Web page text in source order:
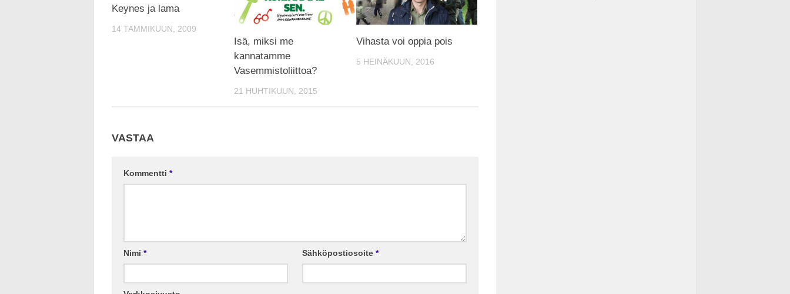
Keynes ja lama
14 TAMMIKUUN, 2009
Isä, miksi me
kannatamme
Vasemmistoliittoa?
21 HUHTIKUUN, 2015
Vihasta voi oppia pois
5 HEINÄKUUN, 2016
VASTAA
Kommentti *
Nimi * Sähköpostiosoite *